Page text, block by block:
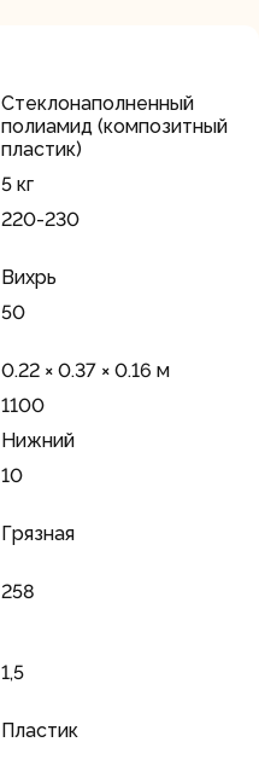
Стеклонаполненный
полиамид (композитный
пластик)
5 кг
220-230
Вихрь
50
0.22 × 0.37 × 0.16 м
1100
Нижний
10
Грязная
258
1,5
Пластик